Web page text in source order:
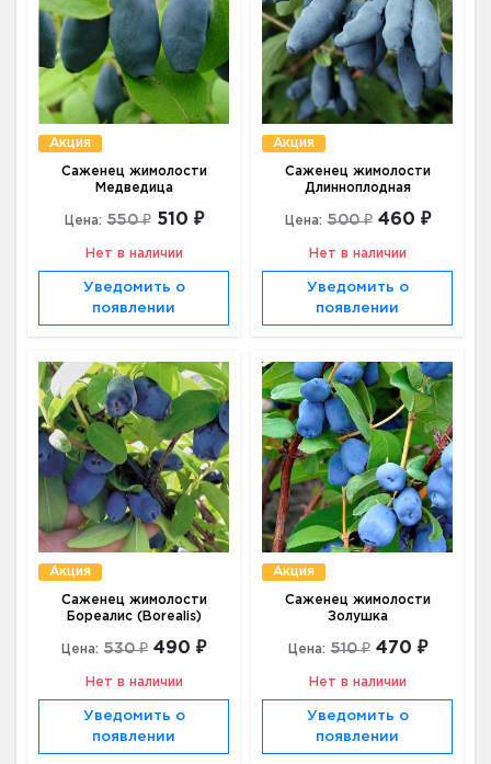
Акция
Саженец жимолости
Медведица
Цена: 550 ₽ 510 ₽
Нет в наличии
Уведомить о
появлении
Акция
Саженец жимолости
Длинноплодная
Цена: 500 ₽ 460 ₽
Нет в наличии
Уведомить о
появлении
Акция
Саженец жимолости
Бореалис (Borealis)
Цена: 530 ₽ 490 ₽
Нет в наличии
Уведомить о
появлении
Акция
Саженец жимолости
Золушка
Цена: 510 ₽ 470 ₽
Нет в наличии
Уведомить о
появлении